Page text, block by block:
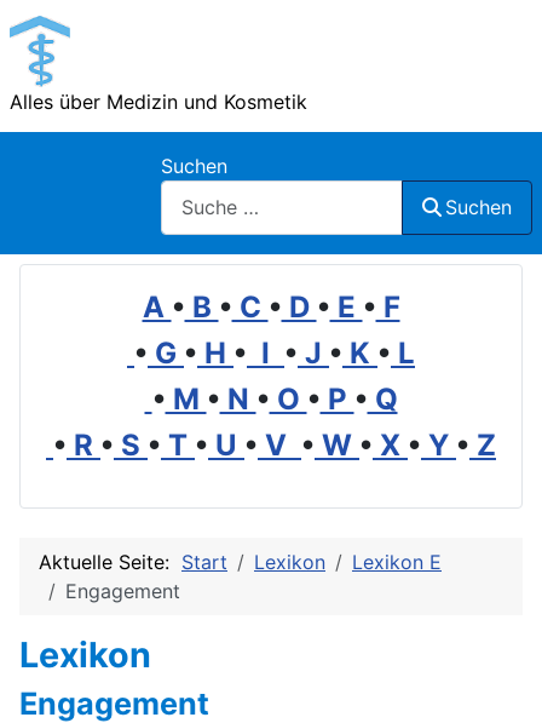
Alles über Medizin und Kosmetik
Suchen
Suchen
A • B • C • D • E • F
• G • H • I • J • K • L
• M • N • O • P • Q
• R • S • T • U • V • W • X • Y • Z
Aktuelle Seite: Start Lexikon
Lexikon E
Engagement
Lexikon
Engagement